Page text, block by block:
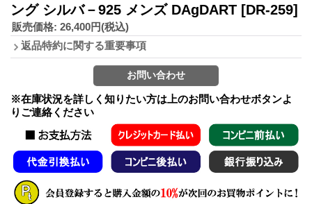
ング シルバ－925 メンズ DAgDART [DR-259]
販売価格: 26,400円(税込)
返品特約に関する重要事項
※在庫状況を詳しく知りたい方は上のお問い合わせボタンよ
りご連絡ください